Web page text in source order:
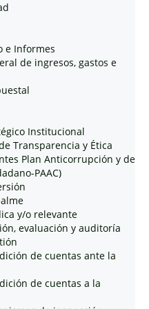
e Informes
de ingresos, gastos e
Institucional
Transparencia y Ética
Plan Anticorrupción y de
PAAC)
y/o relevante
evaluación y auditoría
de cuentas ante la
de cuentas a la